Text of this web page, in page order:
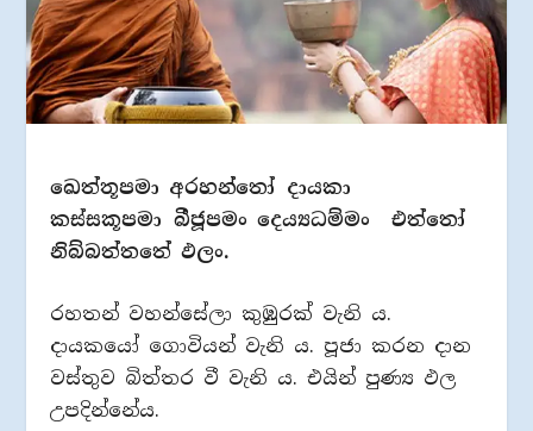
ඛෙත්තූපමා අරහන්තෝ දායකා
කස්සකූපමා බීජූපමං දෙය්‍යධම්මං එත්තෝ
නිබ්බත්තතේ ඵලං.
රහතන් වහන්සේලා කුඹුරක් වැනි ය.
දායකයෝ ගොවියන් වැනි ය. පූජා කරන දාන
වස්තුව බිත්තර වී වැනි ය. එයින් පුණ්‍ය ඵල
උපදින්නේය.